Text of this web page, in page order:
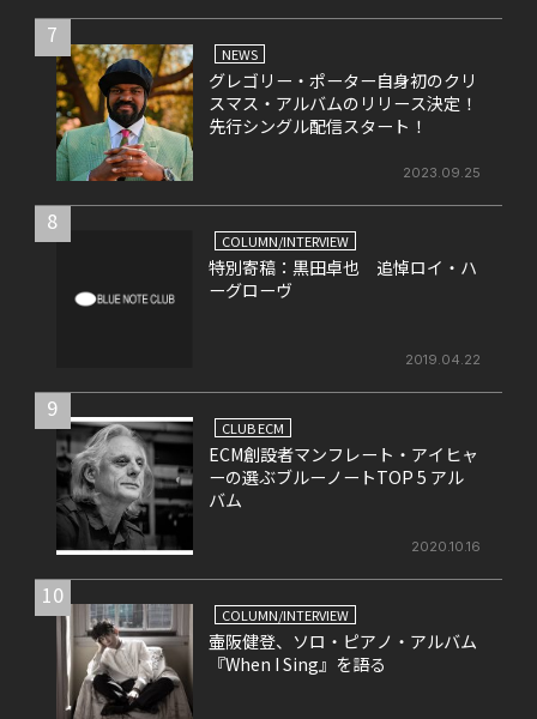
7
NEWS
グレゴリー・ポーター自身初のクリ
スマス・アルバムのリリース決定！
先行シングル配信スタート！
2023.09.25
8
COLUMN/INTERVIEW
特別寄稿：黒田卓也 追悼ロイ・ハ
ーグローヴ
2019.04.22
9
CLUB ECM
ECM創設者マンフレート・アイヒャ
ーの選ぶブルーノートTOP 5 アル
バム
2020.10.16
10
COLUMN/INTERVIEW
壷阪健登、ソロ・ピアノ・アルバム
『When I Sing』を語る